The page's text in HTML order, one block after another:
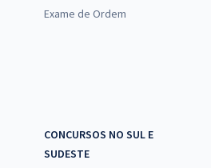
Exame de Ordem
CONCURSOS NO SUL E
SUDESTE